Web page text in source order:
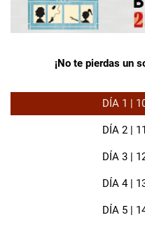
¡No te pierdas un
DÍA 1 |
DÍA 2 |
DÍA 3 |
DÍA 4 |
DÍA 5 |